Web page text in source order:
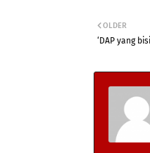
OLDER
‘DAP yang